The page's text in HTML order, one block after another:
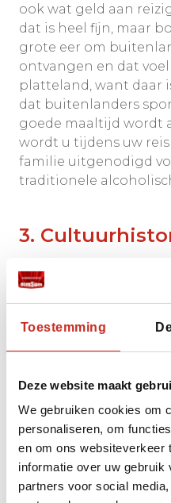
Toestemming
Deze website maakt
We gebruiken cookies om
personaliseren, om
en om ons websiteverkeer
informatie over uw gebruik
partners voor social
ook wat geld aan
dat is heel fijn, maar
grote eer om
ontvangen en dat
platteland, want daar
dat buitenlanders
goede maaltijd wordt
wordt u tijdens uw
familie uitgenodigd
traditionele
3.